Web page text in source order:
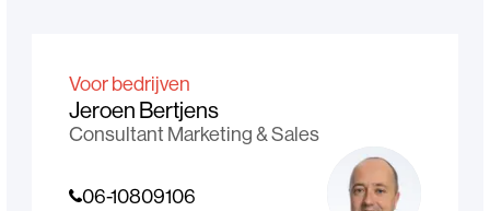
Voor bedrijven
Jeroen Bertjens
Consultant Marketing & Sales
06-10809106